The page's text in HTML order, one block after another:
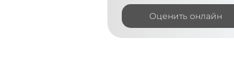
Оценить онлайн